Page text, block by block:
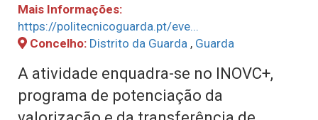
Mais Informações:
https://politecnicoguarda.pt/eve...
Concelho: Distrito da Guarda , Guarda
A atividade enquadra-se no INOVC+,
programa de potenciação da